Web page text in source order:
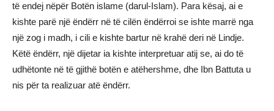
të endej nëpër Botën islame (darul-Islam). Para kësaj, ai e
kishte parë një ëndërr në të cilën ëndërroi se ishte marrë nga
një zog i madh, i cili e kishte bartur në krahë deri në Lindje.
Këtë ëndërr, një dijetar ia kishte interpretuar atij se, ai do të
udhëtonte në të gjithë botën e atëhershme, dhe Ibn Battuta u
nis për ta realizuar atë ëndërr.